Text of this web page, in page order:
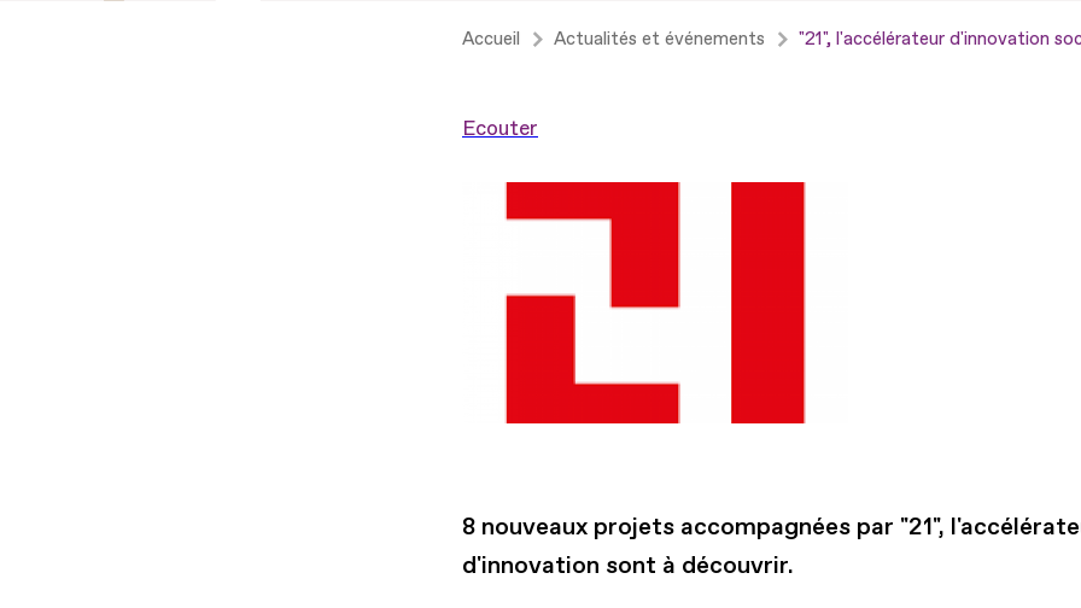
Accueil Actualités et événements "21", l'accélérateur d'innovation
Ecouter
8 nouveaux projets accompagnées par "21",
d'innovation sont à découvrir.